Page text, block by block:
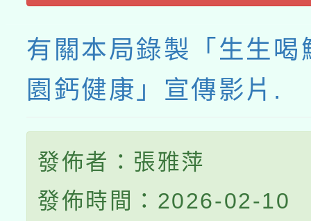
有關本局錄製「生生喝
園鈣健康」宣傳影片.
發佈者：張雅萍
發佈時間：2026-02-10